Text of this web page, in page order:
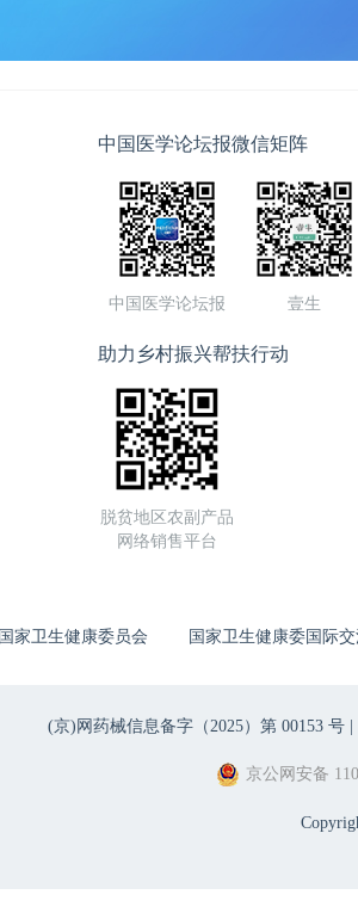
中国医学论坛报微信矩阵
中国医学论坛报 壹生
助力乡村振兴帮扶行动
脱贫地区农副产品
网络销售平台
国家卫生健康委员会 国家卫生健康委国际
(京)网药械信息备字（2025）第 00153 号 |
京公网安备